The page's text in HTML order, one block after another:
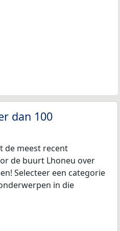
dan 100
de meest recent
de buurt Lhoneu over
Selecteer een categorie
in die